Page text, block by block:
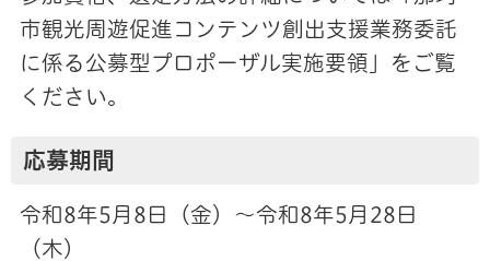
市観光周遊促進コンテンツ創出支援業務委託
に係る公募型プロポーザル実施要領」をご覧
ください。
応募期間
令和8年5月8日（金）～令和8年5月28日
（木）